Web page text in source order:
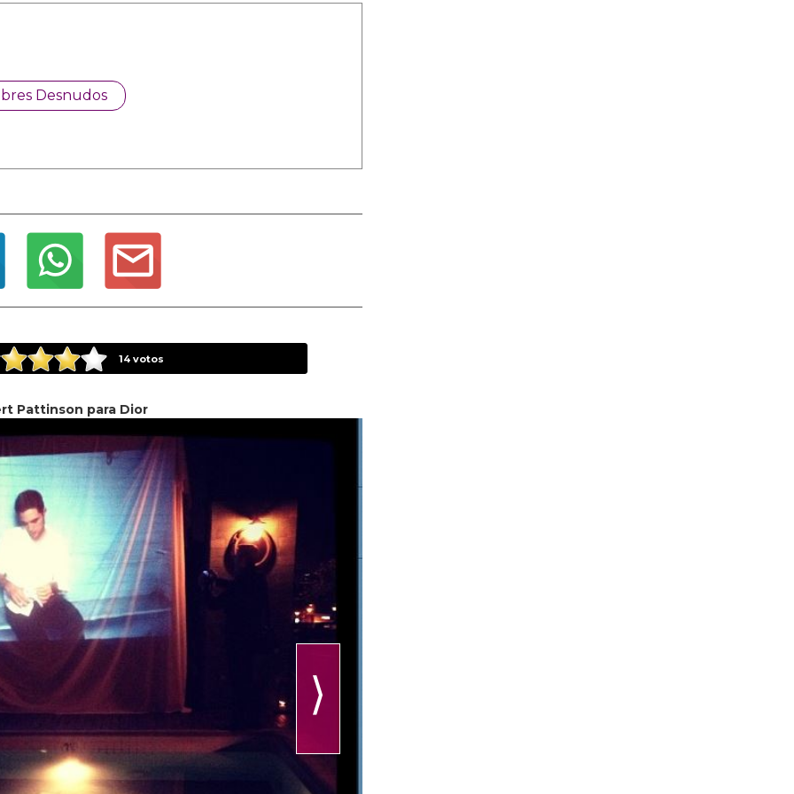
Desnudos
14 votos
Pattinson para Dior
⟩